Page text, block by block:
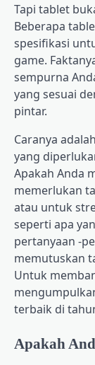
Tapi tablet
Beberapa
spesifikasi
game.
sempurna
yang sesuai
pintar.
Caranya
yang
Apakah Anda
memerlukan
atau untuk
seperti apa
pertanyaan -
memutuskan
Untuk
terbaik di
Apakah